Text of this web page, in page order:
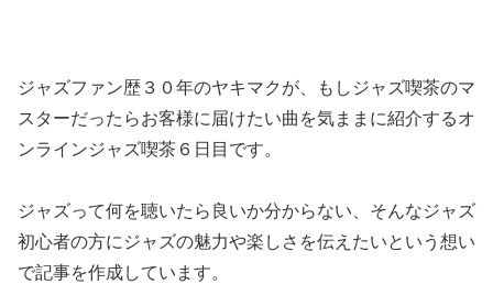
ジャズファン歴３０年のヤキマクが、もしジャズ喫茶のマ
スターだったらお客様に届けたい曲を気ままに紹介するオ
ンラインジャズ喫茶６日目です。
ジャズって何を聴いたら良いか分からない、そんなジャズ
初心者の方にジャズの魅力や楽しさを伝えたいという想い
で記事を作成しています。